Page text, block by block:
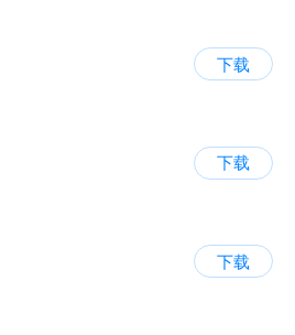
下载
下载
下载